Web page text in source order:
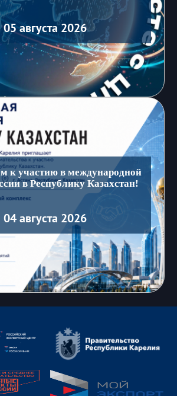
05 августа 2026
к участию в международной
в Республику Казахстан!
04 августа 2026